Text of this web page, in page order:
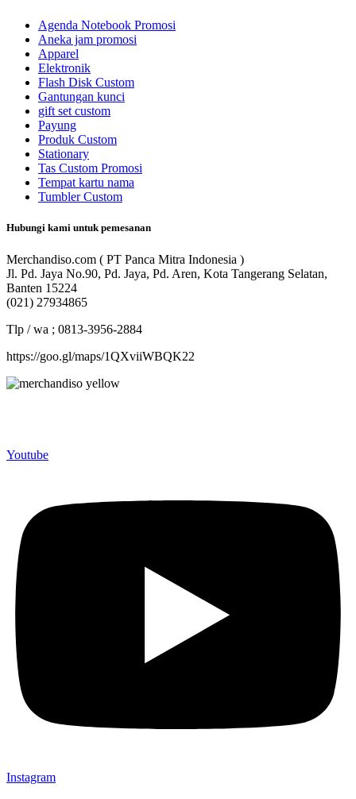
Agenda Notebook Promosi
Aneka jam promosi
Apparel
Elektronik
Flash Disk Custom
Gantungan kunci
gift set custom
Payung
Produk Custom
Stationary
Tas Custom Promosi
Tempat kartu nama
Tumbler Custom
Hubungi kami untuk pemesanan
Merchandiso.com ( PT Panca Mitra Indonesia )
Jl. Pd. Jaya No.90, Pd. Jaya, Pd. Aren, Kota Tangerang Selatan,
Banten 15224
(021) 27934865
Tlp / wa ; 0813-3956-2884
https://goo.gl/maps/1QXviiWBQK22
Youtube
Instagram